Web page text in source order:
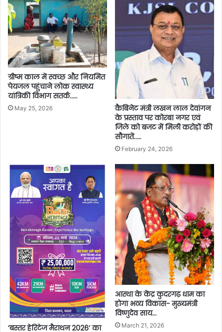
ग्रीष्म काल में स्वच्छ और नियमित
पेयजल पहुंचाने लोक स्वास्थ्य
यांत्रिकी विभाग सतर्क…..
May 25, 2026
कैबिनेट मंत्री लखन लाल देवांगन
के प्रस्ताव पर कोरबा नगर एवं
जिले को बजट में मिली करोड़ों की
सौगातें…..
February 24, 2026
‘बस्तर हेरिटेज मैराथन 2026’ का
आस्था के केंद्र कुदरगढ़ धाम का
होगा भव्य विकास- मुख्यमंत्री
विष्णुदेव साय…
March 21, 2026